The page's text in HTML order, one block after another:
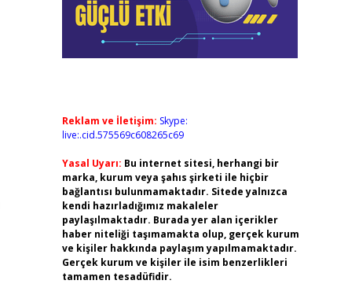
Reklam ve İletişim: Skype:
live:.cid.575569c608265c69
Yasal Uyarı: Bu internet sitesi, herhangi bir
marka, kurum veya şahıs şirketi ile hiçbir
bağlantısı bulunmamaktadır. Sitede yalnızca
kendi hazırladığımız makaleler
paylaşılmaktadır. Burada yer alan içerikler
haber niteliği taşımamakta olup, gerçek kurum
ve kişiler hakkında paylaşım yapılmamaktadır.
Gerçek kurum ve kişiler ile isim benzerlikleri
tamamen tesadüfidir.